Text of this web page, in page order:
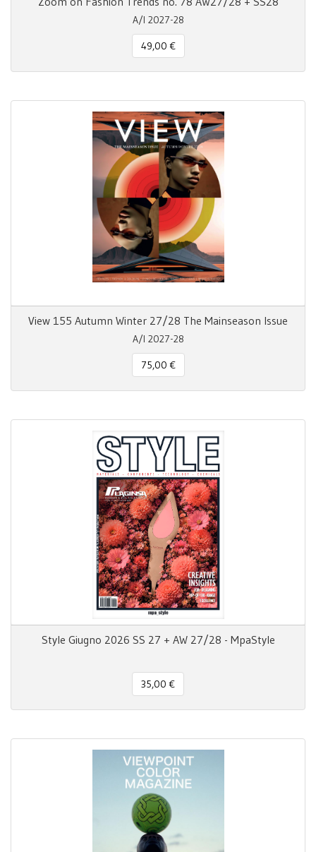
A/I 2027-28
49,00 €
View 155 Autumn Winter 27/28 The Mainseason Issue
A/I 2027-28
75,00 €
Style Giugno 2026 SS 27 + AW 27/28 - MpaStyle
35,00 €